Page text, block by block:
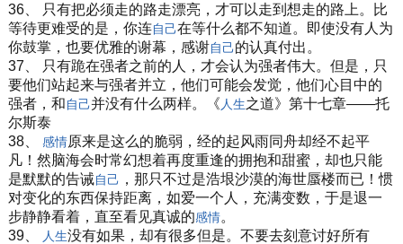
36、 只有把必须走的路走漂亮，才可以走到想走的路上。比
等待更难受的是，你连自己在等什么都不知道。即使没有人为
你鼓掌，也要优雅的谢幕，感谢自己的认真付出。
37、 只有跪在强者之前的人，才会认为强者伟大。但是，只
要他们站起来与强者并立，他们可能会发觉，他们心目中的
强者，和自己并没有什么两样。《 人生之道》第十七章——托
尔斯泰
38、 感情原来是这么的脆弱，经的起风雨同舟却经不起平
凡！然脑海会时常幻想着再度重逢的拥抱和甜蜜，却也只能
是默默的告诫自己 ，那只不过是浩垠沙漠的海世蜃楼而已！惯
对变化的东西保持距离，如爱一个人，充满变数，于是退一
步静静看着，直至看见真诚的感情。
39、
人生没有如果，却有很多但是。不要去刻意讨好所有